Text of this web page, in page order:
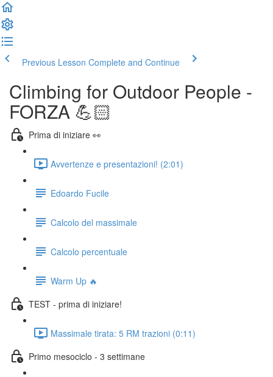
Previous Lesson Complete and Continue
Climbing for Outdoor People -
FORZA 💪🏻
Prima di iniziare 👀
Avvertenze e presentazioni! (2:01)
Edoardo Fucile
Calcolo del massimale
Calcolo percentuale
Warm Up 🔥
TEST - prima di iniziare!
Massimale tirata: 5 RM trazioni (0:11)
Primo mesociclo - 3 settimane